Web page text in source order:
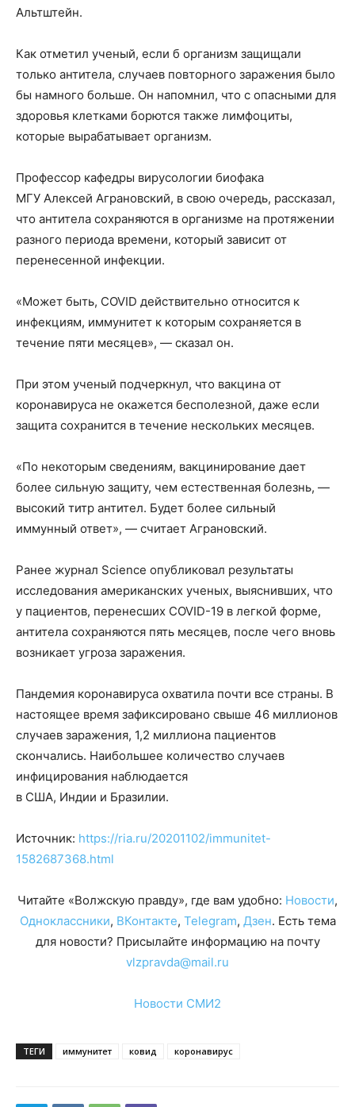
Альтштейн.
Как отметил ученый, если б организм защищали
только антитела, случаев повторного заражения было
бы намного больше. Он напомнил, что с опасными для
здоровья клетками борются также лимфоциты,
которые вырабатывает организм.
Профессор кафедры вирусологии биофака
МГУ Алексей Аграновский, в свою очередь, рассказал,
что антитела сохраняются в организме на протяжении
разного периода времени, который зависит от
перенесенной инфекции.
«Может быть, COVID действительно относится к
инфекциям, иммунитет к которым сохраняется в
течение пяти месяцев», — сказал он.
При этом ученый подчеркнул, что вакцина от
коронавируса не окажется бесполезной, даже если
защита сохранится в течение нескольких месяцев.
«По некоторым сведениям, вакцинирование дает
более сильную защиту, чем естественная болезнь, —
высокий титр антител. Будет более сильный
иммунный ответ», — считает Аграновский.
Ранее журнал Science опубликовал результаты
исследования американских ученых, выяснивших, что
у пациентов, перенесших COVID-19 в легкой форме,
антитела сохраняются пять месяцев, после чего вновь
возникает угроза заражения.
Пандемия коронавируса охватила почти все страны. В
настоящее время зафиксировано свыше 46 миллионов
случаев заражения, 1,2 миллиона пациентов
скончались. Наибольшее количество случаев
инфицирования наблюдается
в США, Индии и Бразилии.
Источник: https://ria.ru/20201102/immunitet-
1582687368.html
Читайте «Волжскую правду», где вам удобно: Новости,
Одноклассники, ВКонтакте, Telegram, Дзен. Есть тема
для новости? Присылайте информацию на почту
vlzpravda@mail.ru
Новости СМИ2
ТЕГИ иммунитет ковид коронавирус